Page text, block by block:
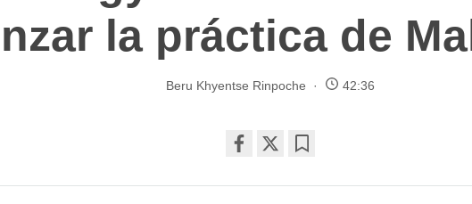
la práctica de
Beru Khyentse Rinpoche 42:36
on